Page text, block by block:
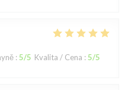
: 5/5 Kvalita / Cena : 5/5